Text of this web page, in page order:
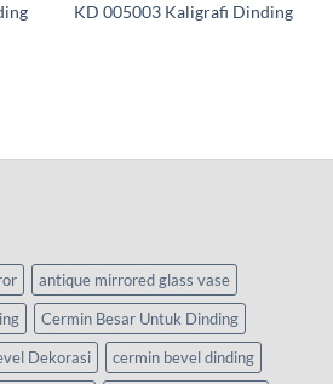
KD 005003 Kaligrafi Dinding
antique mirrored glass vase
Cermin Besar Untuk Dinding
Dekorasi
cermin bevel dinding